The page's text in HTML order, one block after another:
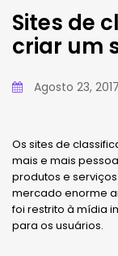
Sites de
criar um
Agosto 23, 2017
Os sites de
mais e mais
produtos e
mercado enorme
foi restrito à mídia
para os usuários.